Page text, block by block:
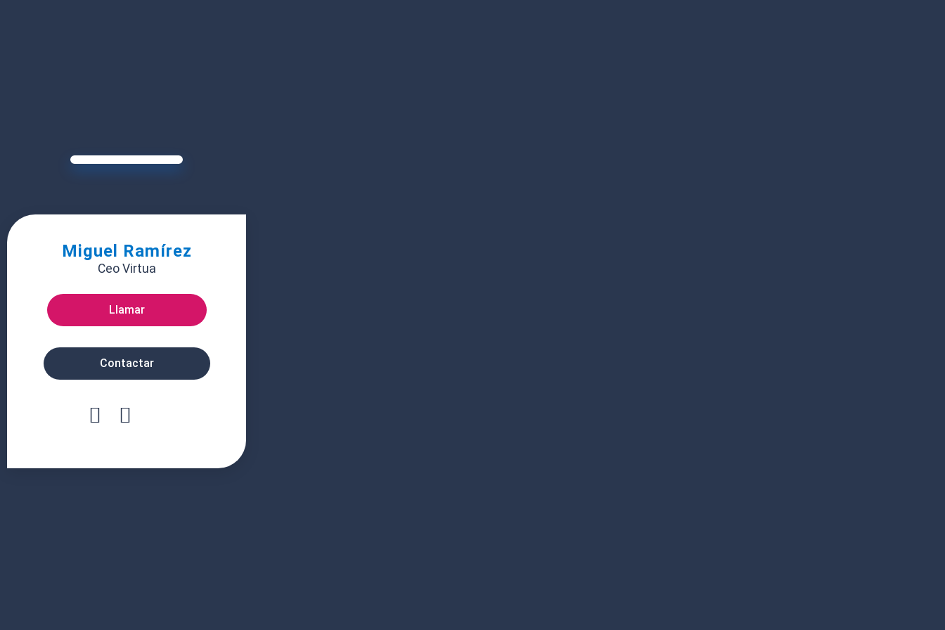
Miguel Ramírez
Ceo Virtua
Llamar
Contactar